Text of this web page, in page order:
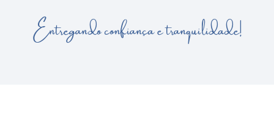
Entregando confiança e tranquilidade!